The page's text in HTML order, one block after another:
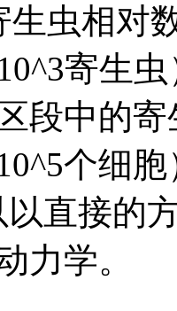
虫相对
寄生
段中的
个细
以直接的
力学。